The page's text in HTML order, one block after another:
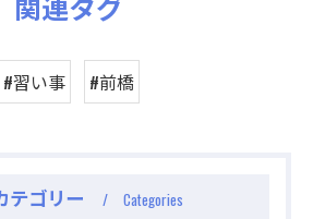
#習い事 #前橋
テゴリー Categories